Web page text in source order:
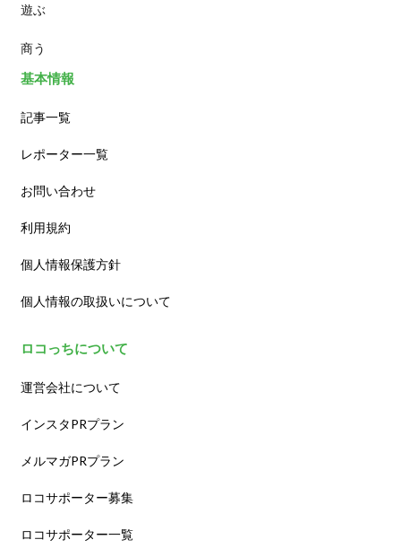
カフェ
遊ぶ
商う
基本情報
記事一覧
レポーター一覧
お問い合わせ
利用規約
個人情報保護方針
個人情報の取扱いについて
ロコっちについて
運営会社について
インスタPRプラン
メルマガPRプラン
ロコサポーター募集
ロコサポーター一覧